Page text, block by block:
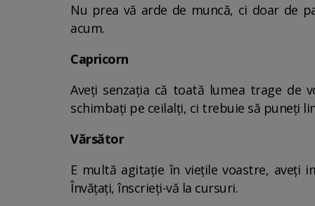
Nu prea vă arde de muncă, ci doar de
acum.
Capricorn
Aveți senzația că toată lumea trage de
schimbați pe ceilalți, ci trebuie să puneți
Vărsător
E multă agitație în viețile voastre, aveți
Învățați, înscrieți-vă la cursuri.